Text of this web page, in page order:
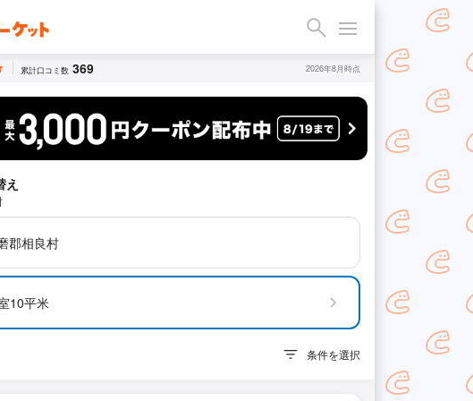
累計口コミ数 369 2026年8月時点
え
郡相良村
10平米
条件を選択